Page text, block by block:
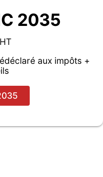
2035
aux impôts +